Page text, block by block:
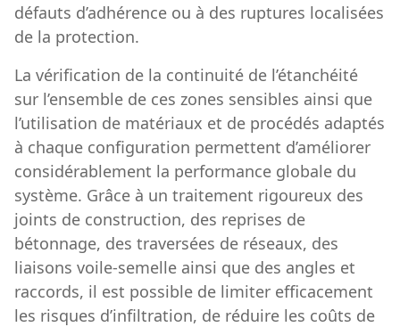
défauts d’adhérence ou à des ruptures localisées
de la protection.
La vérification de la continuité de l’étanchéité
sur l’ensemble de ces zones sensibles ainsi que
l’utilisation de matériaux et de procédés adaptés
à chaque configuration permettent d’améliorer
considérablement la performance globale du
système. Grâce à un traitement rigoureux des
joints de construction, des reprises de
bétonnage, des traversées de réseaux, des
liaisons voile-semelle ainsi que des angles et
raccords, il est possible de limiter efficacement
les risques d’infiltration, de réduire les coûts de